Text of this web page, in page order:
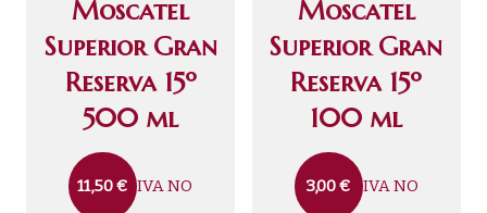
Moscatel
Superior Gran
Reserva 15º
500 ml
11,50€ IVA NO
Moscatel
Superior Gran
Reserva 15º
100 ml
3,00€ IVA NO